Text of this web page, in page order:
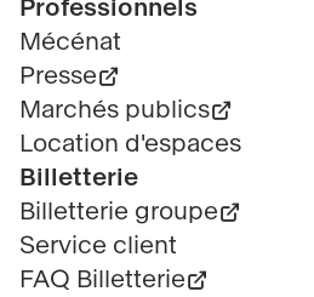
Professionnels
Mécénat
Presse
Marchés publics
Location d'espaces
Billetterie
Billetterie groupe
Service client
FAQ Billetterie